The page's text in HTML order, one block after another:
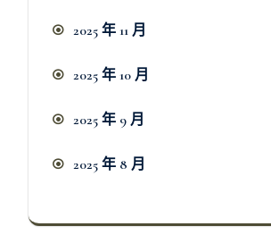
2025 年 11 月
2025 年 10 月
2025 年 9 月
2025 年 8 月